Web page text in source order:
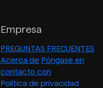
Empresa
PREGUNTAS FRECUENTES
Acerca de Póngase en
contacto con
Política de privacidad